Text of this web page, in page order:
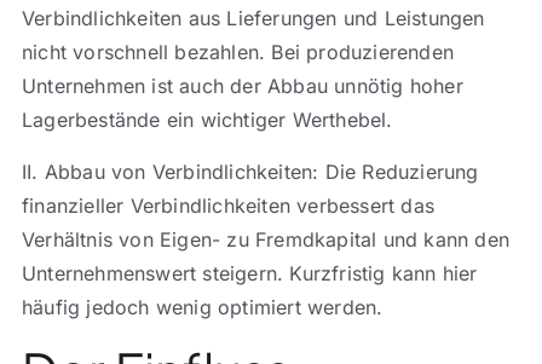
Verbindlichkeiten aus Lieferungen und Leistungen
nicht vorschnell bezahlen. Bei produzierenden
Unternehmen ist auch der Abbau unnötig hoher
Lagerbestände ein wichtiger Werthebel.
II. Abbau von Verbindlichkeiten: Die Reduzierung
finanzieller Verbindlichkeiten verbessert das
Verhältnis von Eigen- zu Fremdkapital und kann den
Unternehmenswert steigern. Kurzfristig kann hier
häufig jedoch wenig optimiert werden.